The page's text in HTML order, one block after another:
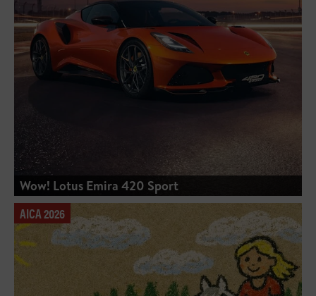
Wow! Lotus Emira 420 Sport
AICA 2026